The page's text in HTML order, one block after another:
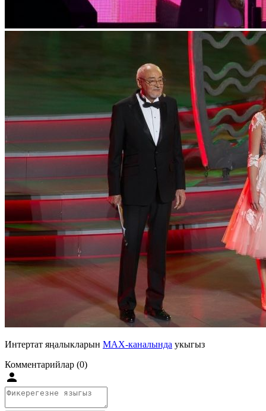
Интертат яңалыкларын MAX-каналында укыгыз
Комментарийлар (0)